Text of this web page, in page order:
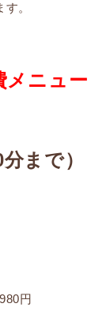
。
ニュー
まで）
円